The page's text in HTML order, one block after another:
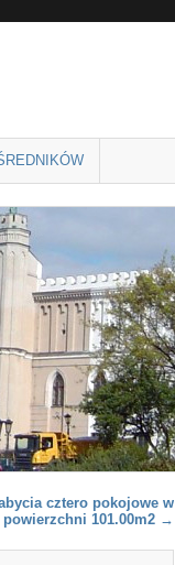
cztero pokojowe w
101.00m2 →